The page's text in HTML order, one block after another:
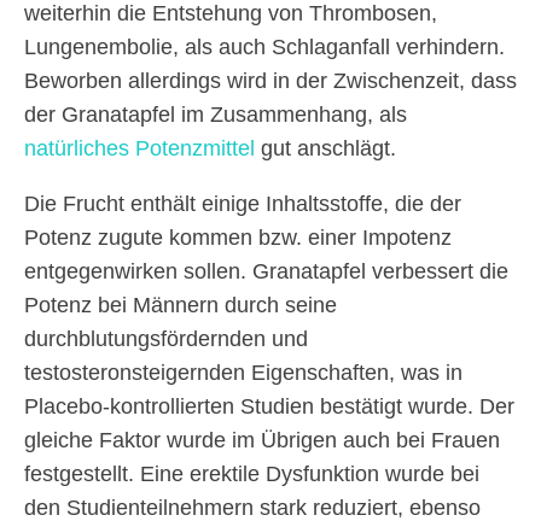
weiterhin die Entstehung von Thrombosen,
Lungenembolie, als auch Schlaganfall verhindern.
Beworben allerdings wird in der Zwischenzeit, dass
der Granatapfel im Zusammenhang, als
natürliches Potenzmittel gut anschlägt.
Die Frucht enthält einige Inhaltsstoffe, die der
Potenz zugute kommen bzw. einer Impotenz
entgegenwirken sollen. Granatapfel verbessert die
Potenz bei Männern durch seine
durchblutungsfördernden und
testosteronsteigernden Eigenschaften, was in
Placebo-kontrollierten Studien bestätigt wurde. Der
gleiche Faktor wurde im Übrigen auch bei Frauen
festgestellt. Eine erektile Dysfunktion wurde bei
den Studienteilnehmern stark reduziert, ebenso